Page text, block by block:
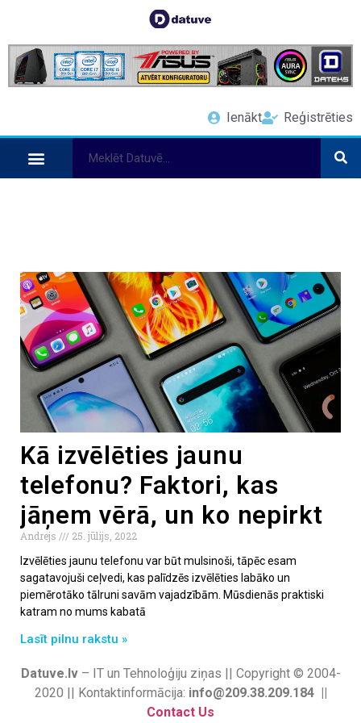
Ienākt Reģistrēties
Kā izvēlēties jaunu
telefonu? Faktori, kas
jāņem vērā, un ko nepirkt
Andrejs
25. jūlijs, 2022
Izvēlēties jaunu telefonu var būt mulsinoši, tāpēc esam
sagatavojuši ceļvedi, kas palīdzēs izvēlēties labāko un
piemērotāko tālruni savām vajadzībām. Mūsdienās praktiski
katram no mums kabatā
Lasīt pilnu rakstu »
Datuve.lv– IT un Tehnoloģiju ziņas || Copyright © 2004-
2020 || Kontaktinformācija: info@209.38.209.184 ||
Contact Us